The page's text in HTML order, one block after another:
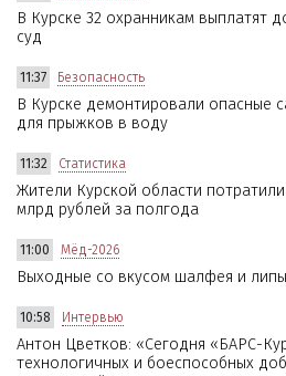
В Курске 32 охранникам выплатят
суд
11:37 Безопасность
В Курске демонтировали опасные
для прыжков в воду
11:32 Статистика
Жители Курской области
млрд рублей за полгода
11:00 Мёд-2026
Выходные со вкусом шалфея и липы
10:58 Интервью
Антон Цветков: «Сегодня «БАРС-
технологичных и боеспособных